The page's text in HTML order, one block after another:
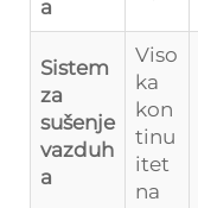
a
Sistem
za
sušenje
vazduh
a
Viso
ka
kon
tinu
itet
na